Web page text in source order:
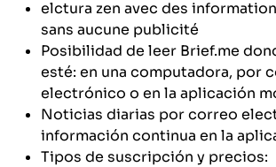
elctura zen avec des
sans aucune publicité
Posibilidad de leer Brief.me
esté: en una computadora, por
electrónico o en la aplicación
Noticias diarias por correo
información continua en la
Tipos de suscripción y precios: